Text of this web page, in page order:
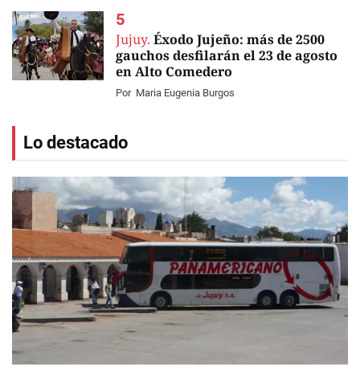
Jujuy. Éxodo Jujeño: más de 2500
gauchos desfilarán el 23 de agosto
en Alto Comedero
Por Maria Eugenia Burgos
Lo destacado